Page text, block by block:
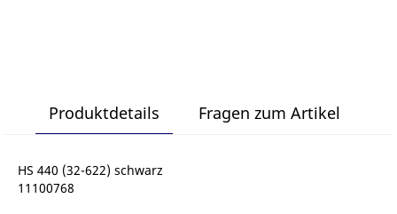
Produktdetails Fragen zum Artikel
HS 440 (32-622) schwarz
11100768